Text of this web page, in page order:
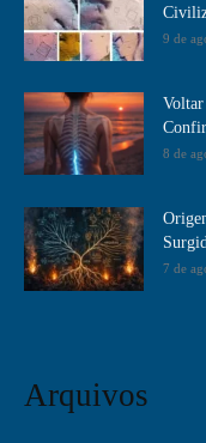
9 de
8 de
7 de
Arquivos